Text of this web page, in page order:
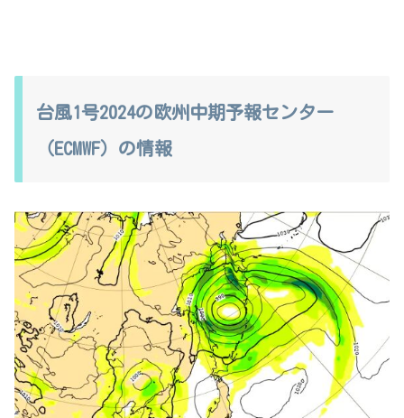
台風1号2024の欧州中期予報センター
（ECMWF）の情報